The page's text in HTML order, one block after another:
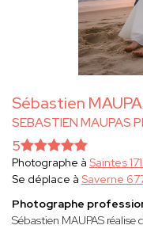
Sébastien
SEBASTIEN MAUPAS
5
Photographe à Saintes
Se déplace à Saverne
Photographe
Sébastien MAUPAS réalise